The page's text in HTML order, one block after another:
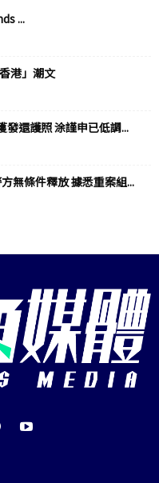
...
港」潮文
還護照 涂謹申已低調...
無條件釋放 據悉重案組...